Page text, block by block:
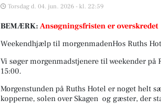
Torsdag d. 04. jun. 2026 - kl. 22:59
BEMÆRK: Ansøgningsfristen er overskredet
Weekendhjælp til morgenmadenHos Ruths
Vi søger morgenmadstjenere til weekender
15:00.
Morgenstunden på Ruths Hotel er noget helt
kopperne, solen over Skagen og gæster, der